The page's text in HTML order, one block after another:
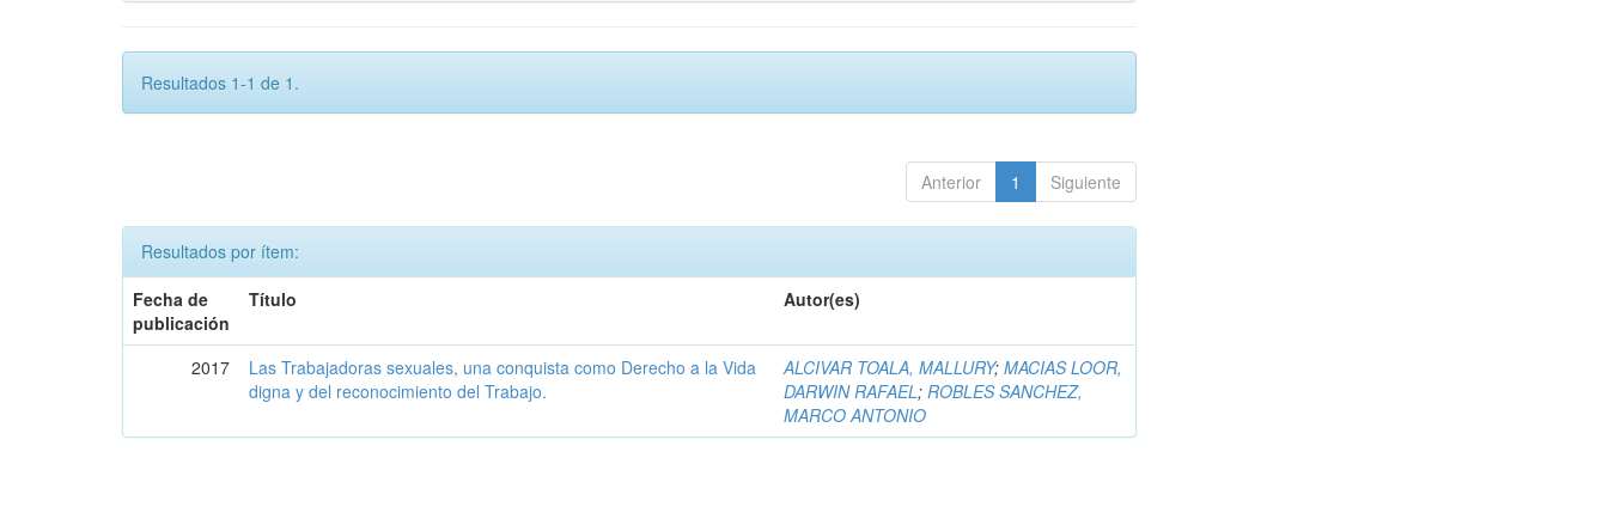
Resultados 1-1 de 1.
Anterior 1 Siguiente
Resultados por ítem:
Fecha de
publicación
Título Autor(es)
2017
Las Trabajadoras sexuales, una conquista como Derecho a la Vida
digna y del reconocimiento del Trabajo.
ALCIVAR TOALA, MALLURY;MACIAS LOOR,
DARWIN RAFAEL;ROBLES SANCHEZ,
MARCO ANTONIO